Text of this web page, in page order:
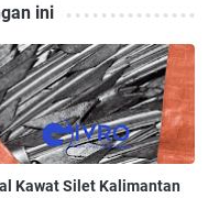
ini
Kawat Silet Kalimantan